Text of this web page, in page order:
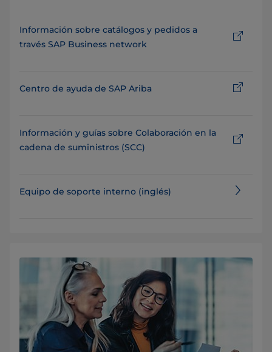
Información sobre catálogos y pedidos a
través SAP Business network
Centro de ayuda de SAP Ariba
Información y guías sobre Colaboración en la
cadena de suministros (SCC)
Equipo de soporte interno (inglés)